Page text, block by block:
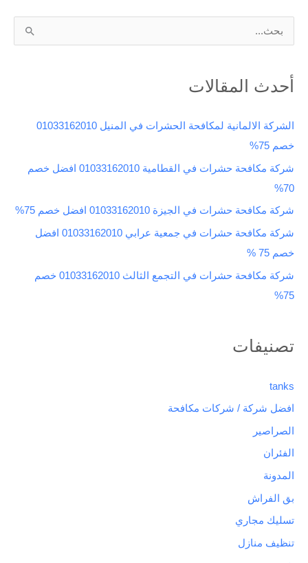
ب
ح
:
أحدث المقالات
الشركة الالمانية لمكافحة الحشرات في المنيل 01033162010
خصم 75%
شركة مكافحة حشرات في القطامية 01033162010 افضل خصم
70%
شركة مكافحة حشرات في الجيزة 01033162010 افضل خصم 75%
شركة مكافحة حشرات في جمعية عرابي 01033162010 افضل
خصم 75 %
شركة مكافحة حشرات في التجمع الثالث 01033162010 خصم
75%
تصنيفات
tanks
افضل شركة / شركات مكافحة
الصراصير
الفئران
المدونة
بق الفراش
تسليك مجاري
تنظيف منازل